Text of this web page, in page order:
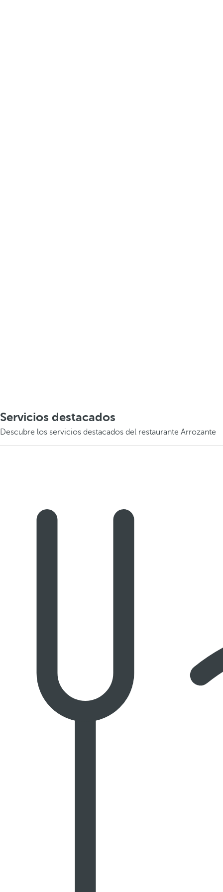
Servicios destacados
Descubre los servicios destacados del restaurante Arrozante